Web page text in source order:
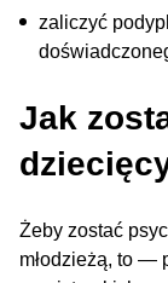
zaliczyć
Jak
Żeby zostać
młodzieżą, to —